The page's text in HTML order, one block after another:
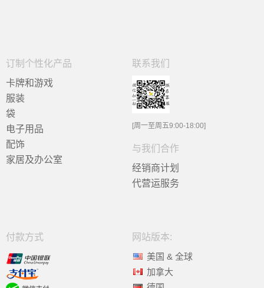
订制个性化产品
卡牌和游戏
服装
袋
电子用品
配饰
家居及办公室
联系我们
[周一至周五9:00-18:00]
与我们合作
经销商计划
代营运服务
付款方式
网站版本:
美国 & 全球
加拿大